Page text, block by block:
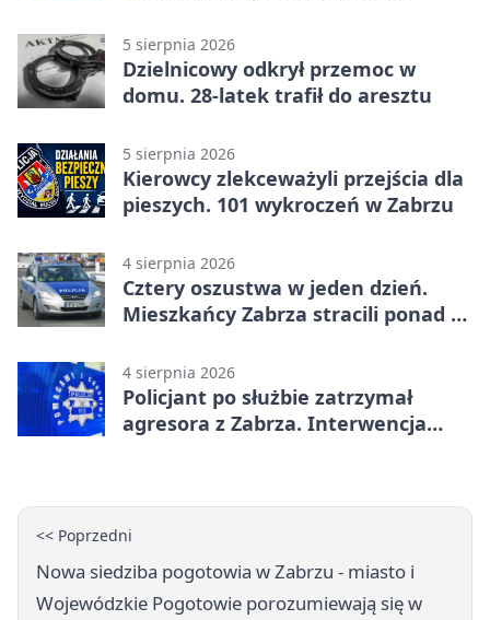
5 sierpnia 2026
Dzielnicowy odkrył przemoc w
domu. 28-latek trafił do aresztu
5 sierpnia 2026
Kierowcy zlekceważyli przejścia dla
pieszych. 101 wykroczeń w Zabrzu
4 sierpnia 2026
Cztery oszustwa w jeden dzień.
Mieszkańcy Zabrza stracili ponad 6
4 sierpnia 2026
Policjant po służbie zatrzymał
agresora z Zabrza. Interwencja
<< Poprzedni
Nowa siedziba pogotowia w Zabrzu - miasto i
Wojewódzkie Pogotowie porozumiewają się w